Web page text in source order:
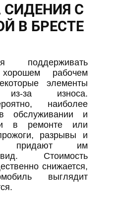
C
В БРЕСТЕ
поддерживать
рабочем
элементы
из-за износа.
наиболее
обслуживании и
в ремонте или
разрывы и
придают им
Стоимость
снижается,
выглядит